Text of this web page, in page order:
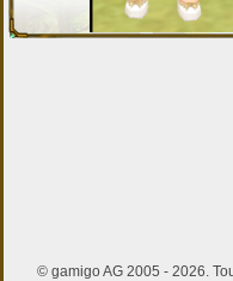
© gamigo AG 2005 - 2026.